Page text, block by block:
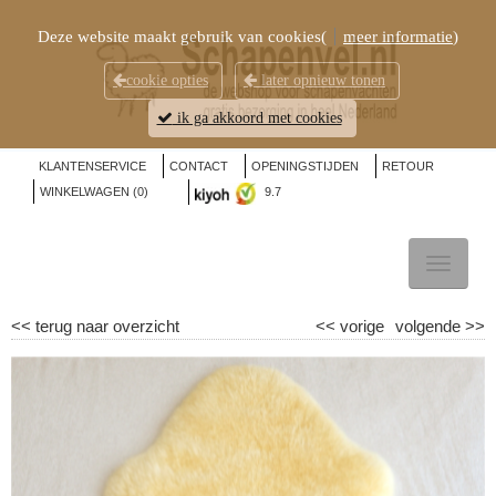
KLANTENSERVICE CONTACT OPENINGSTIJDEN
RETOUR
WINKELWAGEN (0) 9.7
<< terug naar overzicht volgende >>
<< vorige
Deze website maakt gebruik van cookies( meer informatie)
cookie opties later opnieuw tonen
ik ga akkoord met cookies